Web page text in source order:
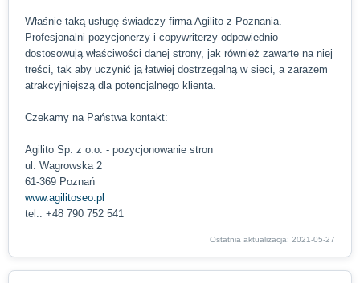
Właśnie taką usługę świadczy firma Agilito z Poznania.
Profesjonalni pozycjonerzy i copywriterzy odpowiednio
dostosowują właściwości danej strony, jak również zawarte na niej
treści, tak aby uczynić ją łatwiej dostrzegalną w sieci, a zarazem
atrakcyjniejszą dla potencjalnego klienta.
Czekamy na Państwa kontakt:
Agilito Sp. z o.o. - pozycjonowanie stron
ul. Wagrowska 2
61-369 Poznań
www.agilitoseo.pl
tel.: +48 790 752 541
Ostatnia aktualizacja: 2021-05-27